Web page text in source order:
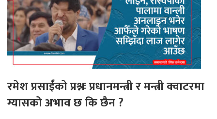
रमेश प्रसाईंको प्रश्नः प्रधानमन्त्री र मन्त्री क्वाटरमा
ग्यासको अभाव छ कि छैन ?